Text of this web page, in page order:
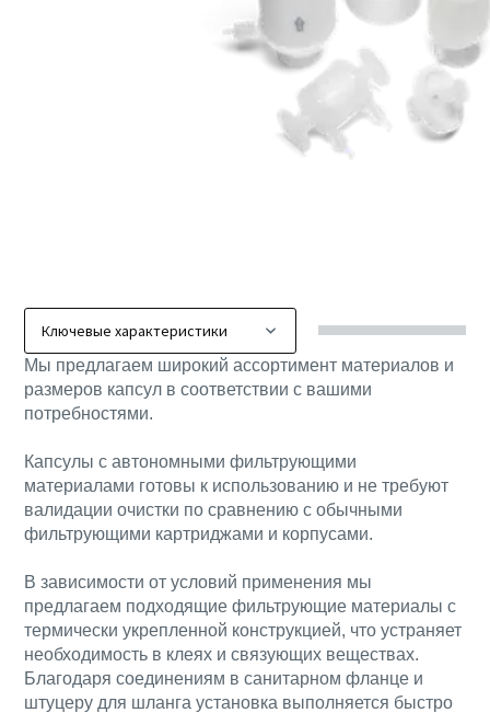
Мы предлагаем широкий ассортимент материалов и
размеров капсул в соответствии с вашими
потребностями.
Капсулы с автономными фильтрующими
материалами готовы к использованию и не требуют
валидации очистки по сравнению с обычными
фильтрующими картриджами и корпусами.
В зависимости от условий применения мы
предлагаем подходящие фильтрующие материалы с
термически укрепленной конструкцией, что устраняет
необходимость в клеях и связующих веществах.
Благодаря соединениям в санитарном фланце и
штуцеру для шланга установка выполняется быстро